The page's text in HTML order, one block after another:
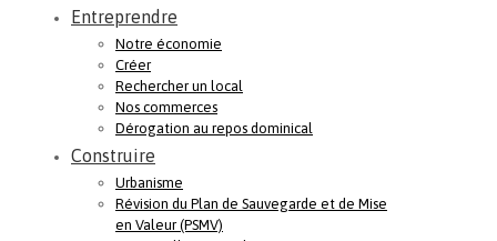
Entreprendre
Notre économie
Créer
Rechercher un local
Nos commerces
Dérogation au repos dominical
Construire
Urbanisme
Révision du Plan de Sauvegarde et de Mise
en Valeur (PSMV)